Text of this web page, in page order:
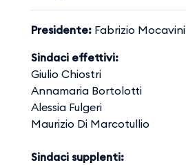
Presidente: Fabrizio Mocavini
Sindaci effettivi:
Giulio Chiostri
Annamaria Bortolotti
Alessia Fulgeri
Maurizio Di Marcotullio
Sindaci supplenti: